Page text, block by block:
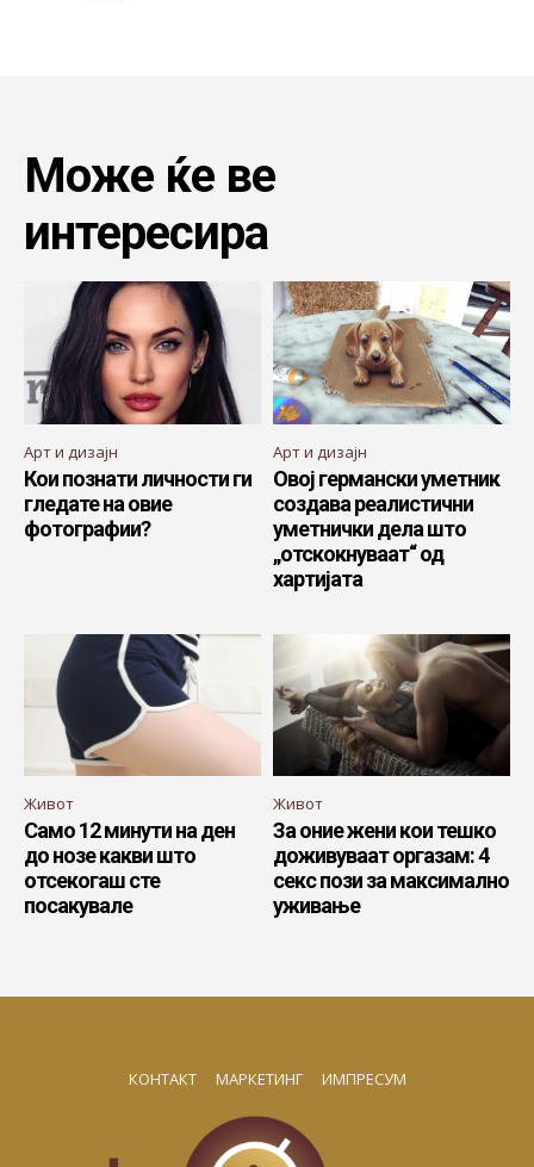
Може ќе ве
интересира
Арт и дизајн
Кои познати личности ги
гледате на овие
фотографии?
Арт и дизајн
Овој германски уметник
создава реалистични
уметнички дела што
„отскокнуваат“ од
хартијата
Живот
Само 12 минути на ден
до нозе какви што
отсекогаш сте
посакувале
Живот
За оние жени кои тешко
доживуваат оргазам: 4
секс пози за максимално
уживање
КОНТАКТ МАРКЕТИНГ ИМПРЕСУМ